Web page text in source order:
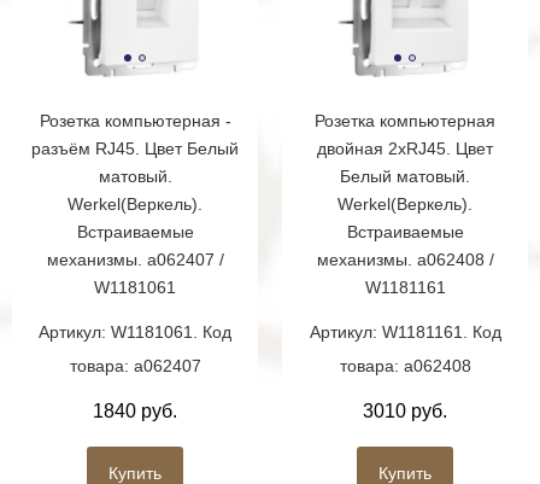
Розетка компьютерная -
разъём RJ45. Цвет Белый
матовый.
Werkel(Веркель).
Встраиваемые
механизмы. a062407 /
W1181061
Артикул: W1181061. Код
товара: a062407
1840 руб.
Купить
Розетка компьютерная
двойная 2хRJ45. Цвет
Белый матовый.
Werkel(Веркель).
Встраиваемые
механизмы. a062408 /
W1181161
Артикул: W1181161. Код
товара: a062408
3010 руб.
Купить